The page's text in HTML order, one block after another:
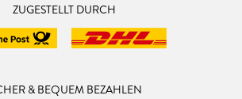
ZUGESTELLT DURCH
& BEQUEM BEZAHLEN